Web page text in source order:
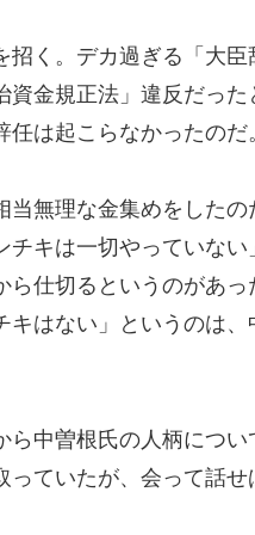
く。デカ過ぎる「大
金規正法」違反だった
は起こらなかったのだ
無理な金集めをした
キは一切やっていない
仕切るというのがあっ
はない」というのは
中曽根氏の人柄につい
ていたが、会って話